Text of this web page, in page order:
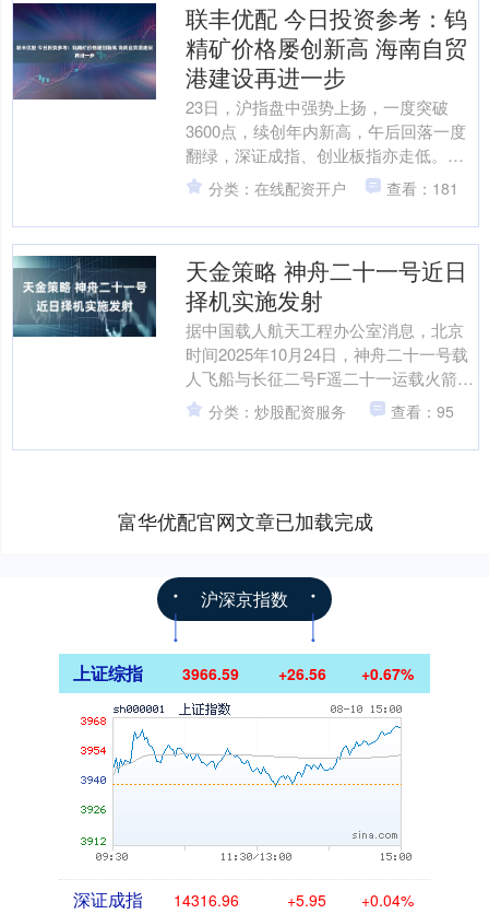
联丰优配 今日投资参考：钨
精矿价格屡创新高 海南自贸
港建设再进一步
23日，沪指盘中强势上扬，一度突破
3600点，续创年内新高，午后回落一度
翻绿，深证成指、创业板指亦走低。截
至收盘，沪指微涨0.01%报3582.3点，深
证成指跌....
分类：在线配资开户 查看：181
天金策略 神舟二十一号近日
择机实施发射
据中国载人航天工程办公室消息，北京
时间2025年10月24日，神舟二十一号载
人飞船与长征二号F遥二十一运载火箭组
合体已转运至发射区。目前，发射场设
施设备状态良好....
分类：炒股配资服务 查看：95
富华优配官网文章已加载完成
沪深京指数
上证综指 3966.59 +26.56 +0.67%
深证成指 14316.96 +5.95 +0.04%